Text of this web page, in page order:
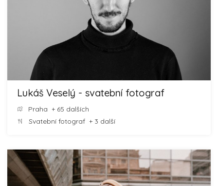
Lukáš Veselý - svatební fotograf
Praha + 65 dalších
Svatební fotograf + 3 další